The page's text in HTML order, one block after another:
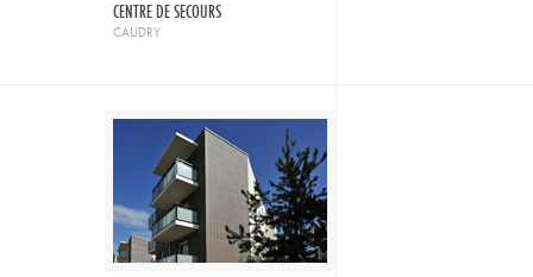
CENTRE DE SECOURS
caudry